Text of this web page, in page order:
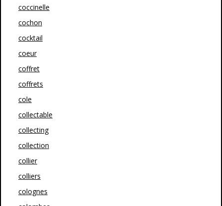
coccinelle
cochon
cocktail
coeur
coffret
coffrets
cole
collectable
collecting
collection
collier
colliers
colognes